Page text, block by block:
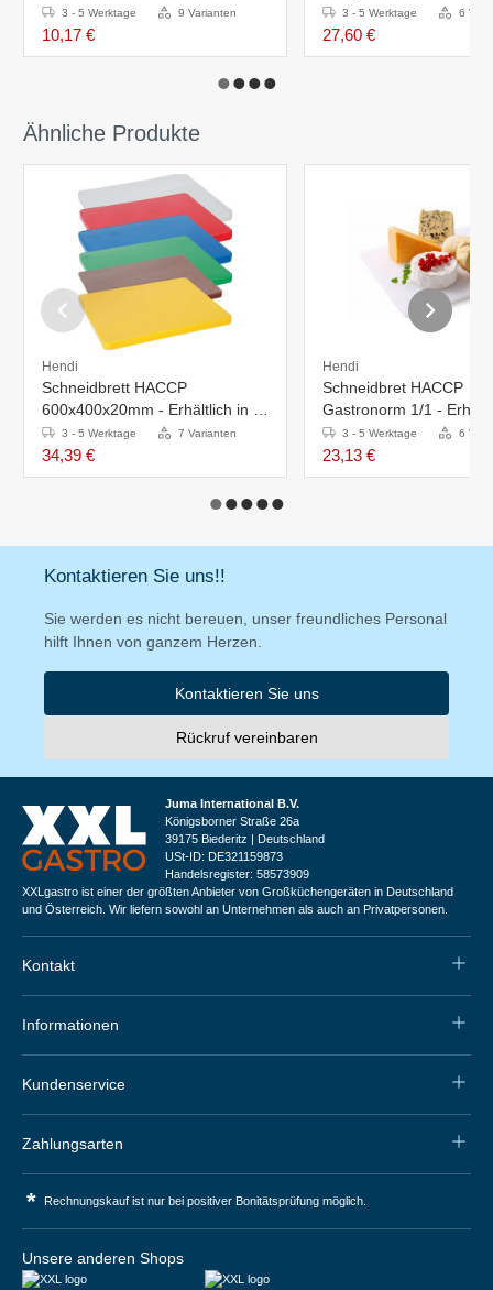
3 - 5 Werktage 9 Varianten
10,17 €
Größen
3 - 5 Werktage 6
27,60 €
Ähnliche Produkte
Hendi
Schneidbrett HACCP
600x400x20mm - Erhältlich in 7
Farben
3 - 5 Werktage 7 Varianten
34,39 €
Hendi
Schneidbret HACCP
Gastronorm 1/1 -
Farben
3 - 5 Werktage 6
23,13 €
Kontaktieren Sie uns!!
Sie werden es nicht bereuen, unser freundliches Personal
hilft Ihnen von ganzem Herzen.
Kontaktieren Sie uns
Rückruf vereinbaren
Juma International B.V.
Königsborner Straße 26a
39175 Biederitz | Deutschland
USt-ID: DE321159873
Handelsregister: 58573909
XXLgastro ist einer der größten Anbieter von Großküchengeräten in Deutschland
und Österreich. Wir liefern sowohl an Unternehmen als auch an Privatpersonen.
Kontakt
Informationen
Kundenservice
Zahlungsarten
* Rechnungskauf ist nur bei positiver Bonitätsprüfung möglich.
Unsere anderen Shops